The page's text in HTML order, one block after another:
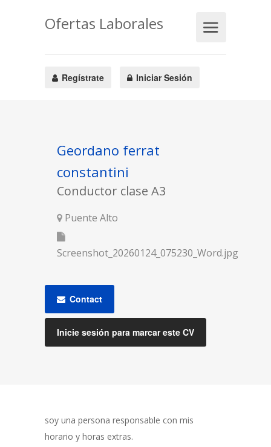
Ofertas Laborales
Regístrate Iniciar Sesión
Geordano ferrat
constantini
Conductor clase A3
Puente Alto
Screenshot_20260124_075230_Word.jpg
Contact
Inicie sesión para marcar este CV
soy una persona responsable con mis
horario y horas extras.